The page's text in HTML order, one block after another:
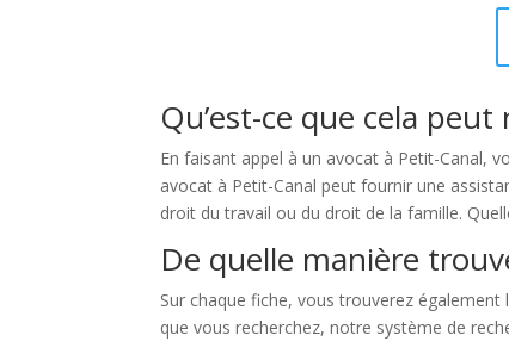
Qu’est-ce que cela
En faisant appel à un avocat à Petit-Canal,
avocat à Petit-Canal peut fournir une
droit du travail ou du droit de la famille.
De quelle manière
Sur chaque fiche, vous trouverez
que vous recherchez, notre système de